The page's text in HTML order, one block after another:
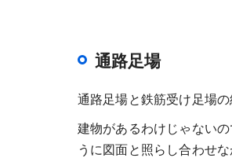
通路足場
通路足場と鉄筋受け足場の
建物があるわけじゃない
うに図面と照らし合わせ